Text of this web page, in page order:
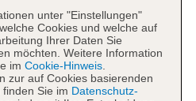
unter "Einstellungen"
Cookies und welche auf
Ihrer Daten Sie
möchten. Weitere Information
im Cookie-Hinweis.
zur auf Cookies basierenden
Sie im Datenschutz-